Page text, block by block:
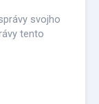
svojho
tento